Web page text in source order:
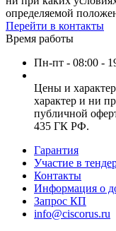
определяемой
Перейти в контакты
Время работы
Пн-пт - 08:00 -
Цены и
характер и ни
публичной
435 ГК РФ.
Гарантия
Участие в
Контакты
Информация о
Запрос КП
info@ciscorus.ru